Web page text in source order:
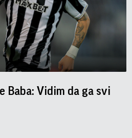
Baba: Vidim da ga svi